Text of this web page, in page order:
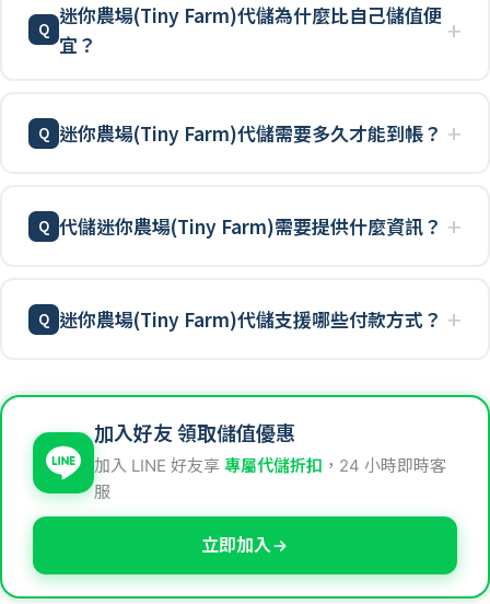
迷你農場(Tiny Farm)代儲為什麼比自己儲值便
宜？
迷你農場(Tiny Farm)代儲需要多久才能到帳？
代儲迷你農場(Tiny Farm)需要提供什麼資訊？
迷你農場(Tiny Farm)代儲支援哪些付款方式？
加入好友 領取儲值優惠
加入 LINE 好友享 專屬代儲折扣 ，24 小時即時客
服
立即加入